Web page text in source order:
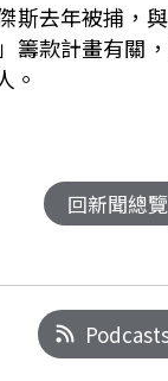
斯去年被捕，
籌款計畫有關
。
回新聞總覽